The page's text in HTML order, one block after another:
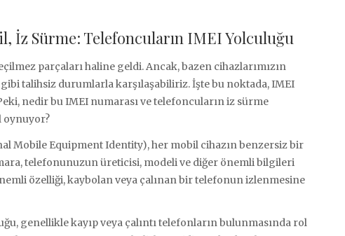
İz Sürme: Telefoncuların IMEI Yolculuğu
parçaları haline geldi. Ancak, bazen cihazlarımızın
gibi talihsiz durumlarla karşılaşabiliriz. İşte bu noktada, IMEI
nedir bu IMEI numarası ve telefoncuların iz sürme
oynuyor?
Mobile Equipment Identity), her mobil cihazın benzersiz bir
telefonunuzun üreticisi, modeli ve diğer önemli bilgileri
özelliği, kaybolan veya çalınan bir telefonun izlenmesine
genellikle kayıp veya çalıntı telefonların bulunmasında rol